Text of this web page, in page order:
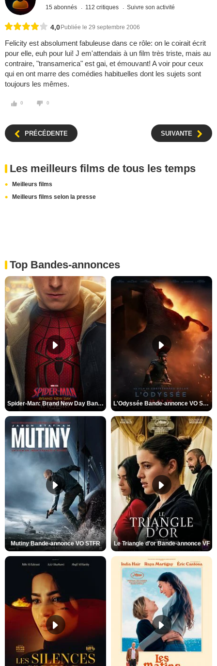
15 abonnés 112 critiques Suivre son activité
4,0 Publiée le 29 septembre 2006
Felicity est absolument fabuleuse dans ce rôle: on le coirait écrit
pour elle, euh pour lui! J em'attendais à un film très triste, mais au
contraire, "transamerica" est gai, et émouvant! A voir pour ceux
qui en ont marre des comédies habituelles dont les sujets sont
toujours les mêmes.
0 0
PRÉCÉDENTE SUIVANTE
Les meilleurs films de tous les temps
Meilleurs films
Meilleurs films selon la presse
Top Bandes-annonces
Spider-Man: Brand New Day Bande-annonce VO STFR L'Odyssée Bande-annonce VO STFR
Mutiny Bande-annonce VO STFR Le Triangle d'or Bande-annonce VF